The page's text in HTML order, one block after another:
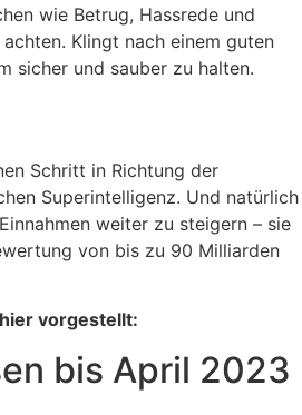
wie Betrug, Hassrede und
Klingt nach einem guten
sicher und sauber zu halten.
Schritt in Richtung der
Superintelligenz. Und natürlich
weiter zu steigern – sie
von bis zu 90 Milliarden
vorgestellt:
bis April 2023